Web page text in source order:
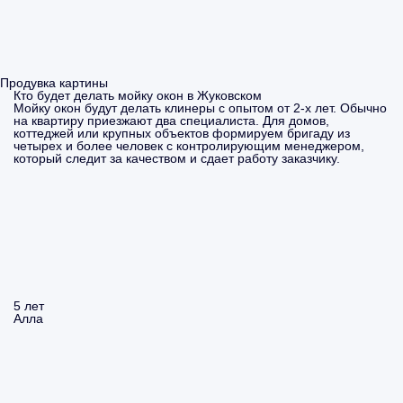
Продувка картины
Кто будет делать мойку окон в Жуковском
Мойку окон будут делать клинеры с опытом от 2-х лет. Обычно
на квартиру приезжают два специалиста. Для домов,
коттеджей или крупных объектов формируем бригаду из
четырех и более человек с контролирующим менеджером,
который следит за качеством и сдает работу заказчику.
5 лет
Алла